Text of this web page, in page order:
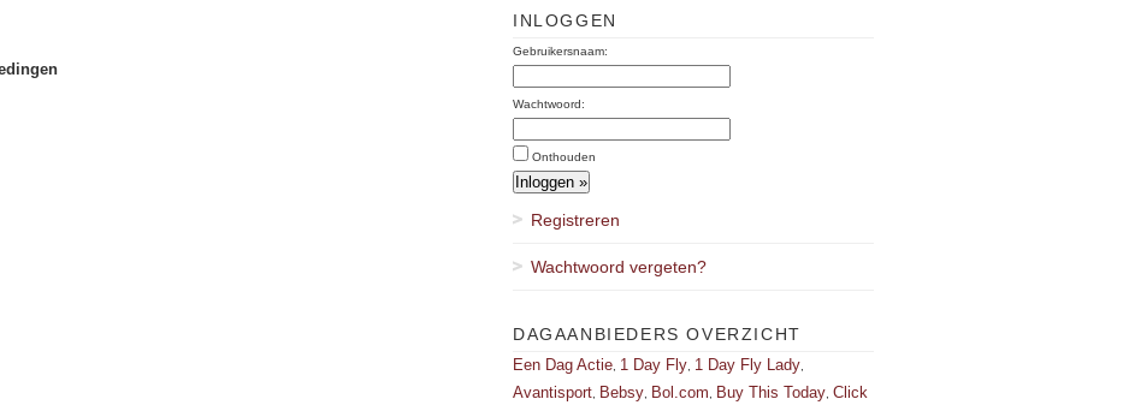
INLOGGEN
Gebruikersnaam:
Wachtwoord:
Onthouden
Registreren
Wachtwoord vergeten?
DAGAANBIEDERS OVERZICHT
Een Dag Actie 1 Day Fly 1 Day Fly Lady
Avantisport Bebsy Bol.com Buy This Today Click